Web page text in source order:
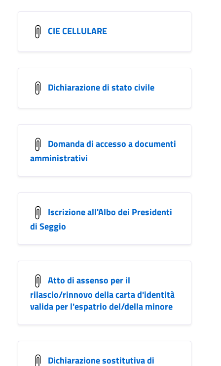
CIE CELLULARE
Dichiarazione di stato civile
Domanda di accesso a documenti
amministrativi
Iscrizione all'Albo dei Presidenti
di Seggio
Atto di assenso per il
rilascio/rinnovo della carta d'identità
valida per l'espatrio del/della minore
Dichiarazione sostitutiva di